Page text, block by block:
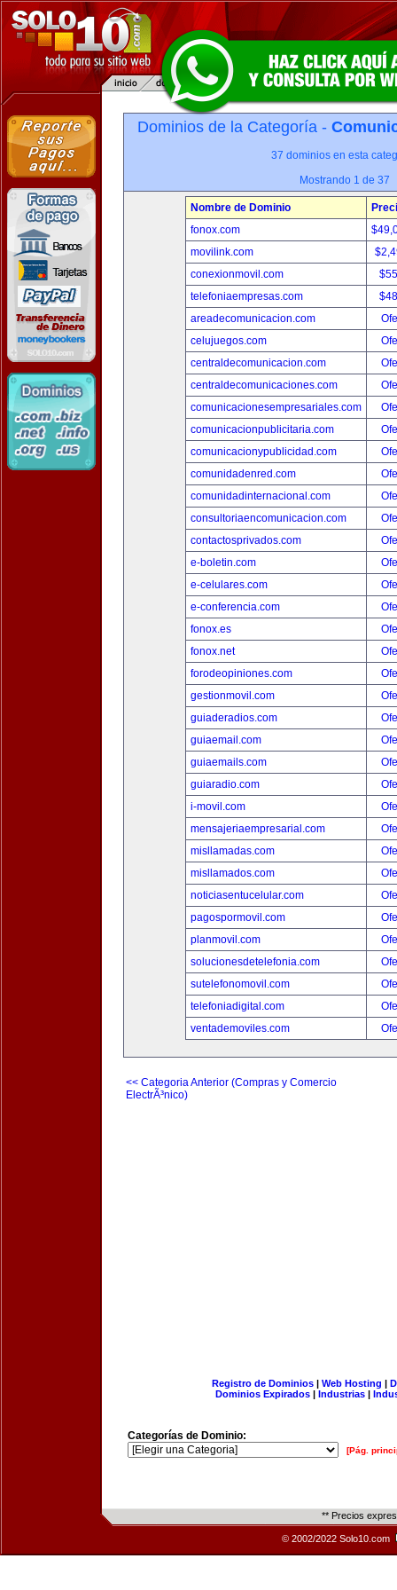
Dominios de la Categoría -
37 dominios en esta
Mostrando 1 de 37
Nombre de Dominio
fonox.com
movilink.com
conexionmovil.com
telefoniaempresas.com
areadecomunicacion.com
celujuegos.com
centraldecomunicacion.com
centraldecomunicaciones.com
comunicacionesempresariales.com
comunicacionpublicitaria.com
comunicacionypublicidad.com
comunidadenred.com
comunidadinternacional.com
consultoriaencomunicacion.com
contactosprivados.com
e-boletin.com
e-celulares.com
e-conferencia.com
fonox.es
fonox.net
forodeopiniones.com
gestionmovil.com
guiaderadios.com
guiaemail.com
guiaemails.com
guiaradio.com
i-movil.com
mensajeriaempresarial.com
misllamadas.com
misllamados.com
noticiasentucelular.com
pagospormovil.com
planmovil.com
solucionesdetelefonia.com
sutelefonomovil.com
telefoniadigital.com
ventademoviles.com
<< Categoria Anterior (Compras y Comercio
ElectrÃ³nico)
Registro de Dominios| Web Hosting |
Dominios Expirados | Industrias |
Categorías de Dominio:
[Pág.
** Precios
© 2002/2022 Solo10.com